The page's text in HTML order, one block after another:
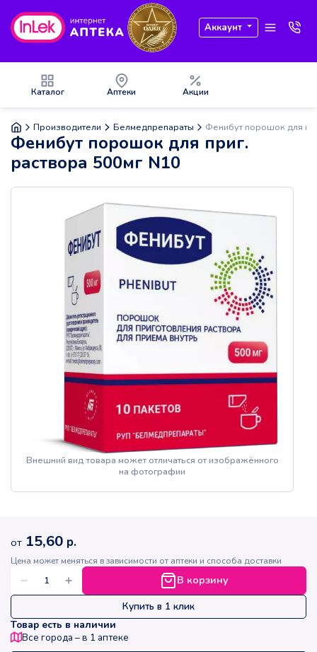
Аккаунт
Каталог Аптеки Акции
Производители Белмедпрепараты Фенибут порошок для
Фенибут порошок для приг.
раствора 500мг N10
Внешний вид товара может отличаться от изображённого
на фотографии
от 15,60 р.
Цена может меняться в зависимости от аптеки и способа доставки
В корзину
Купить в 1 клик
Товар есть в наличии
Все города – в 1 аптеке